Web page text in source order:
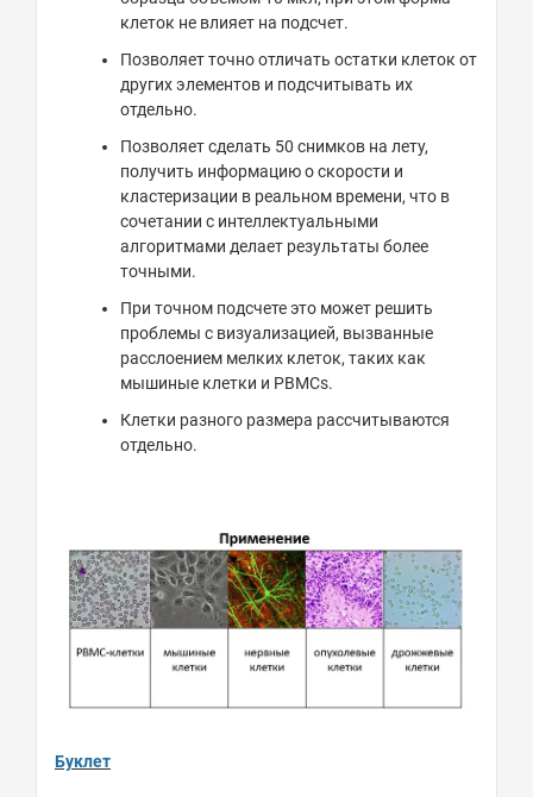
клеток не влияет на подсчет.
Позволяетточноотличать остатки клеток от
других элементов и подсчитывать их
отдельно.
Позволяетсделать 50 снимков на лету,
получить информациюоскорости и
кластеризации в реальном времени, что в
сочетании с интеллектуальными
алгоритмами делает результаты более
точными.
При точном подсчетеэто может решить
проблемы с визуализацией, вызванные
расслоением мелких клеток, таких как
мышиные клетки и PBMCs.
Клетки разного размера рассчитываются
отдельно.
Буклет